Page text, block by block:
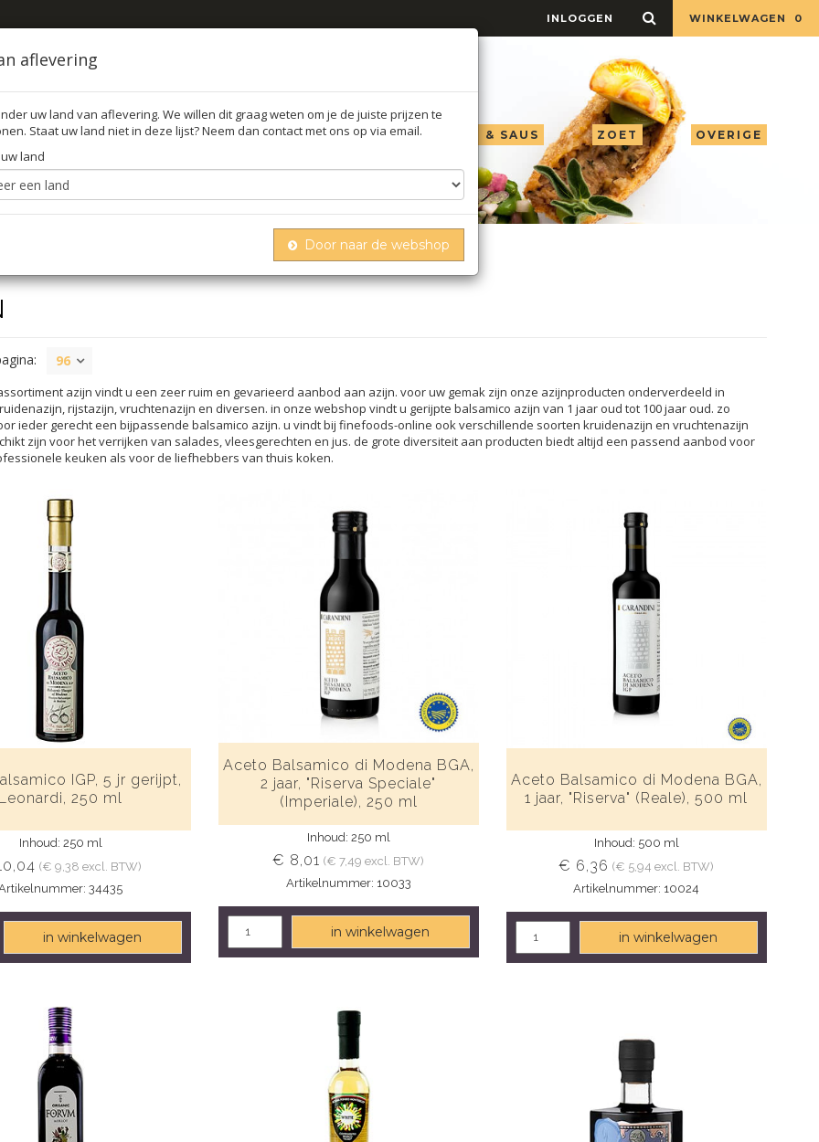
WINKELWAGEN 0
INLOGGEN
OLIE AZIJN & SAUS ZOET OVERIGE
96
azijn vindt u een zeer ruim en gevarieerd aanbod aan azijn. voor uw gemak zijn onze azijnproducten onderverdeeld in
rijstazijn, vruchtenazijn en diversen. in onze webshop vindt u gerijpte balsamico azijn van 1 jaar oud tot 100 jaar oud. zo
ieder gerecht een bijpassende balsamico azijn. u vindt bij finefoods-online ook verschillende soorten kruidenazijn en vruchtenazijn
zijn voor het verrijken van salades, vleesgerechten en jus. de grote diversiteit aan producten biedt altijd een passend aanbod voor
keuken als voor de liefhebbers van thuis koken.
IGP, 5 jr gerijpt,
250 ml
Inhoud: 250 ml
(€ 9,38 excl. BTW)
34435
in winkelwagen
Aceto Balsamico di Modena BGA,
2 jaar, "Riserva Speciale"
(Imperiale), 250 ml
Inhoud: 250 ml
€ 8,01 (€ 7,49 excl. BTW)
Artikelnummer: 10033
in winkelwagen
Aceto Balsamico di Modena BGA,
1 jaar, "Riserva" (Reale), 500 ml
Inhoud: 500 ml
€ 6,36 (€ 5,94 excl. BTW)
Artikelnummer: 10024
in winkelwagen
aflevering
uw land van aflevering. We willen dit graag weten om je de juiste prijzen te
Staat uw land niet in deze lijst? Neem dan contact met ons op via email.
land
Door naar de webshop